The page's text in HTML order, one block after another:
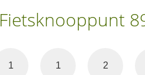
Fietsknooppunt
1 1 2